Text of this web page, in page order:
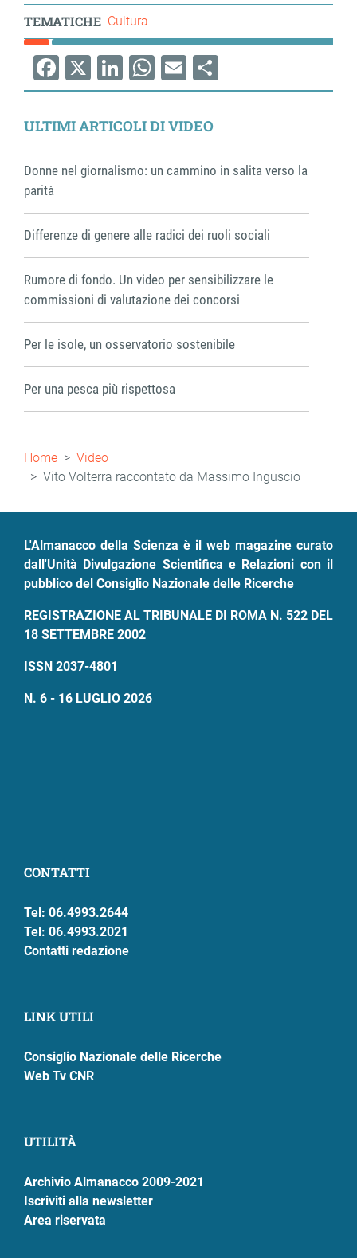
TEMATICHE Cultura
Facebook
X LinkedIn
WhatsApp
EmailShare
ULTIMI ARTICOLI DI VIDEO
Donne nel giornalismo: un cammino in salita verso la
parità
Differenze di genere alle radici dei ruoli sociali
Rumore di fondo. Un video per sensibilizzare le
commissioni di valutazione dei concorsi
Per le isole, un osservatorio sostenibile
Per una pesca più rispettosa
Briciole
di
pane
Home
Video
Vito Volterra raccontato da Massimo Inguscio
L'Almanacco della Scienza è il web magazine curato
dall'Unità Divulgazione Scientifica e Relazioni con il
pubblico del Consiglio Nazionale delle Ricerche
REGISTRAZIONE AL TRIBUNALE DI ROMA N. 522 DEL
18 SETTEMBRE 2002
ISSN 2037-4801
N. 6 - 16 LUGLIO 2026
CONTATTI
Tel: 06.4993.2644
Tel: 06.4993.2021
Contatti redazione
LINK UTILI
Consiglio Nazionale delle Ricerche
Web Tv CNR
UTILITÀ
Archivio Almanacco 2009-2021
Iscriviti alla newsletter
Area riservata